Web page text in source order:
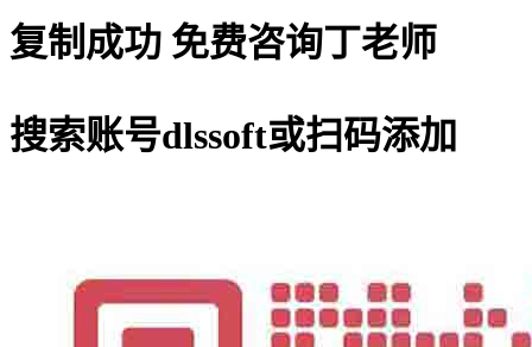
复制成功 免费咨询丁老师
搜索账号dlssoft或扫码添加